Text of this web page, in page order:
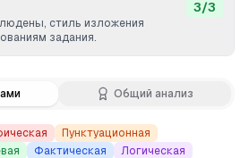
Общий анализ
Пунктуационная
Фактическая
Логическая
стиль изложения
задания.
3/3